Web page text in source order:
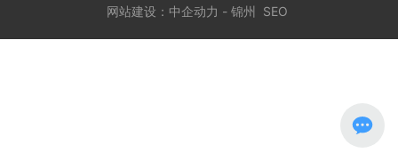
网站建设： 中企动力 - 锦州 SEO